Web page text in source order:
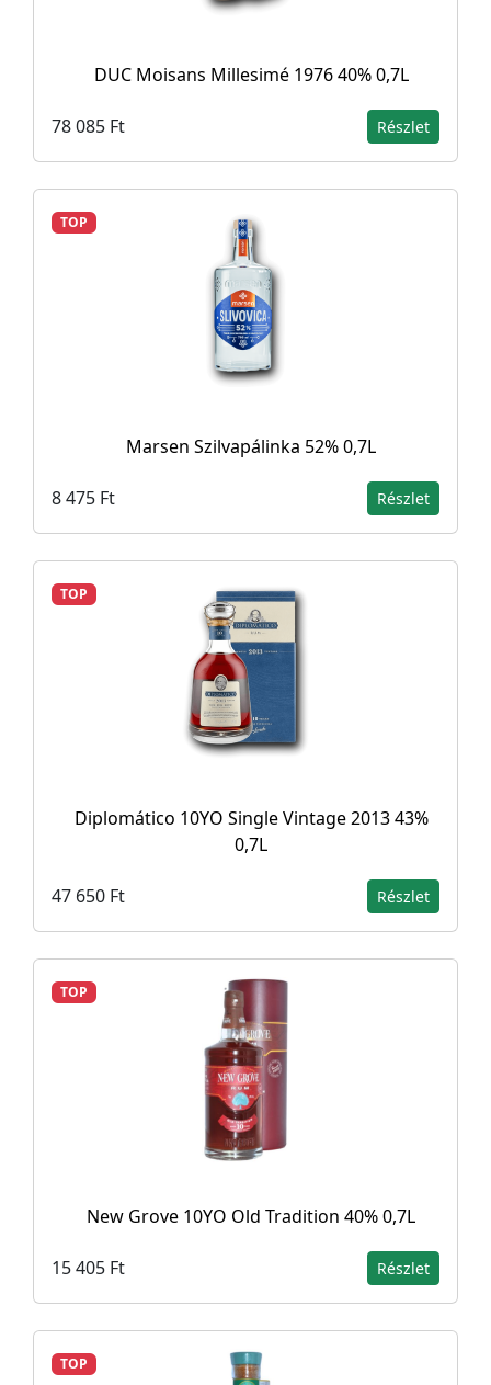
DUC Moisans Millesimé 1976 40% 0,7L
78 085 Ft Részlet
TOP
Marsen Szilvapálinka 52% 0,7L
8 475 Ft Részlet
TOP
Diplomático 10YO Single Vintage 2013 43%
0,7L
47 650 Ft Részlet
TOP
New Grove 10YO Old Tradition 40% 0,7L
15 405 Ft Részlet
TOP